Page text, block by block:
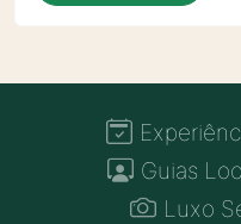
Guias
Luxo